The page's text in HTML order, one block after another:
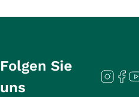
Folgen Sie
uns